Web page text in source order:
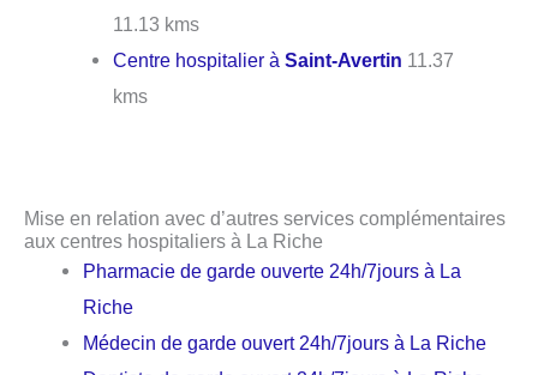
11.13 kms
Centre hospitalier àSaint-Avertin 11.37
kms
Mise en relation avec d’autres services complémentaires
aux centres hospitaliers à La Riche
Pharmacie de garde ouverte 24h/7jours à La
Riche
Médecin de garde ouvert 24h/7jours à La Riche